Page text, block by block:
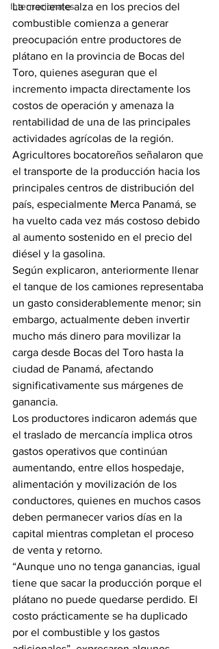
Internacionales
La creciente alza en los precios del
combustible comienza a generar
preocupación entre productores de
plátano en la provincia de Bocas del
Toro, quienes aseguran que el
incremento impacta directamente los
costos de operación y amenaza la
rentabilidad de una de las principales
actividades agrícolas de la región.
Agricultores bocatoreños señalaron que
el transporte de la producción hacia los
principales centros de distribución del
país, especialmente Merca Panamá, se
ha vuelto cada vez más costoso debido
al aumento sostenido en el precio del
diésel y la gasolina.
Según explicaron, anteriormente llenar
el tanque de los camiones representaba
un gasto considerablemente menor; sin
embargo, actualmente deben invertir
mucho más dinero para movilizar la
carga desde Bocas del Toro hasta la
ciudad de Panamá, afectando
significativamente sus márgenes de
ganancia.
Los productores indicaron además que
el traslado de mercancía implica otros
gastos operativos que continúan
aumentando, entre ellos hospedaje,
alimentación y movilización de los
conductores, quienes en muchos casos
deben permanecer varios días en la
capital mientras completan el proceso
de venta y retorno.
“Aunque uno no tenga ganancias, igual
tiene que sacar la producción porque el
plátano no puede quedarse perdido. El
costo prácticamente se ha duplicado
por el combustible y los gastos